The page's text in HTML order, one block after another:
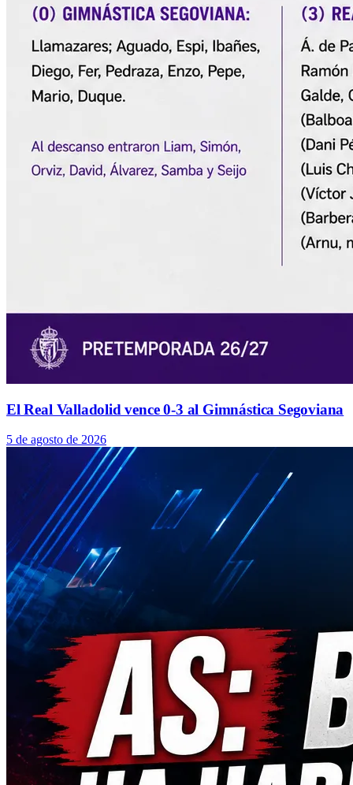
El Real Valladolid vence 0-3 al Gimnástica Segoviana
5 de agosto de 2026